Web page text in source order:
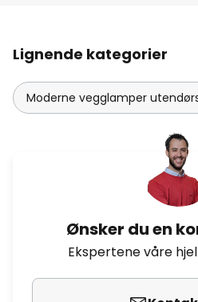
Lignende kategorier
Moderne vegglamper
Ønsker du en
Ekspertene våre